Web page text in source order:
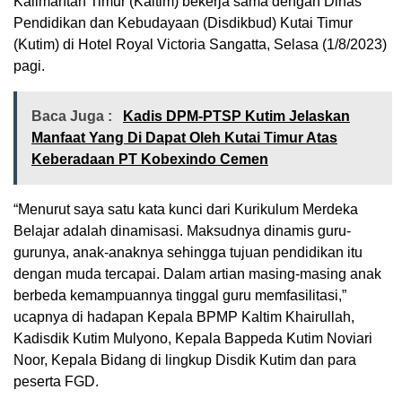
Pendidikan dan Kebudayaan (Disdikbud) Kutai Timur
(Kutim) di Hotel Royal Victoria Sangatta, Selasa (1/8/2023)
pagi.
Baca Juga :
Kadis DPM-PTSP Kutim Jelaskan
Manfaat Yang Di Dapat Oleh Kutai Timur Atas
Keberadaan PT Kobexindo Cemen
“Menurut saya satu kata kunci dari Kurikulum Merdeka
Belajar adalah dinamisasi. Maksudnya dinamis guru-
gurunya, anak-anaknya sehingga tujuan pendidikan itu
dengan muda tercapai. Dalam artian masing-masing anak
berbeda kemampuannya tinggal guru memfasilitasi,”
ucapnya di hadapan Kepala BPMP Kaltim Khairullah,
Kadisdik Kutim Mulyono, Kepala Bappeda Kutim Noviari
Noor, Kepala Bidang di lingkup Disdik Kutim dan para
peserta FGD.